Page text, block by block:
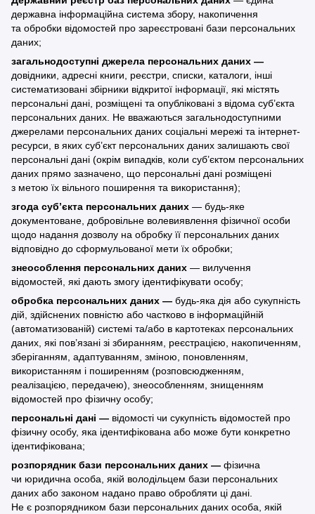
державна інформаційна система збору, накопичення
та обробки відомостей про зареєстровані бази персональних
даних;
загальнодоступні джерела персональних даних —
довідники, адресні книги, реєстри, списки, каталоги, інші
систематизовані збірники відкритої інформації, які містять
персональні дані, розміщені та опубліковані з відома суб’єкта
персональних даних. Не вважаються загальнодоступними
джерелами персональних даних соціальні мережі та інтернет-
ресурси, в яких суб’єкт персональних даних залишають свої
персональні дані (окрім випадків, коли суб’єктом персональних
даних прямо зазначено, що персональні дані розміщені
з метою їх вільного поширення та використання);
згода суб’єкта персональних даних — будь-яке
документоване, добровільне волевиявлення фізичної особи
щодо надання дозволу на обробку її персональних даних
відповідно до сформульованої мети їх обробки;
знеособлення персональних даних — вилучення
відомостей, які дають змогу ідентифікувати особу;
обробка персональних даних — будь-яка дія або сукупність
дій, здійснених повністю або частково в інформаційній
(автоматизованій) системі та/або в картотеках персональних
даних, які пов’язані зі збиранням, реєстрацією, накопиченням,
зберіганням, адаптуванням, зміною, поновленням,
використанням і поширенням (розповсюдженням,
реалізацією, передачею), знеособленням, знищенням
відомостей про фізичну особу;
персональні дані — відомості чи сукупність відомостей про
фізичну особу, яка ідентифікована або може бути конкретно
ідентифікована;
розпорядник бази персональних даних — фізична
чи юридична особа, якій володільцем бази персональних
даних або законом надано право обробляти ці дані.
Не є розпорядником бази персональних даних особа, якій